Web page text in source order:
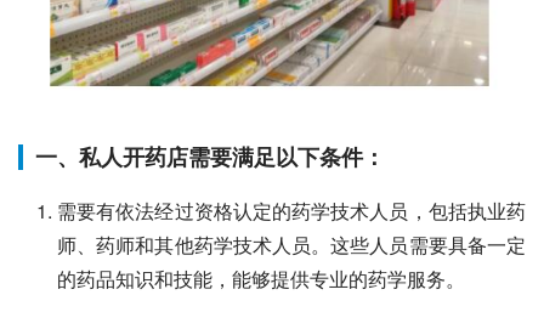
一、私人开药店需要满足以下条件：
需要有依法经过资格认定的药学技术人员，包括执业药
师、药师和其他药学技术人员。这些人员需要具备一定
的药品知识和技能，能够提供专业的药学服务。